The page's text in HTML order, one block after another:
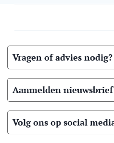
Vragen of advies nodig?
Aanmelden
Volg ons op social